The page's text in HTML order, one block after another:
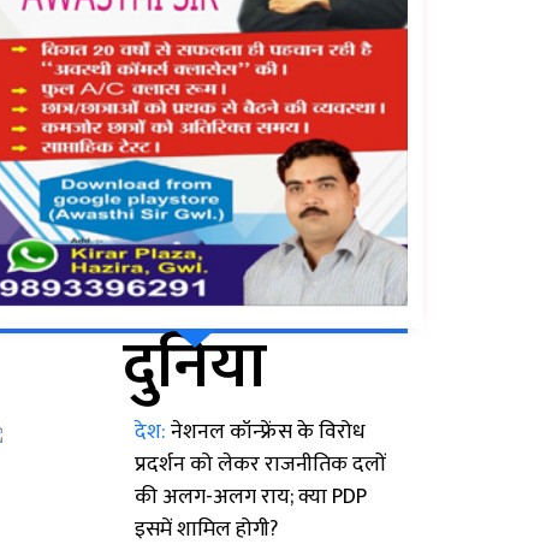
दुनिया
देश:नेशनल कॉन्फ्रेंस के विरोध
प्रदर्शन को लेकर राजनीतिक दलों
की अलग-अलग राय; क्या PDP
इसमें शामिल होगी?